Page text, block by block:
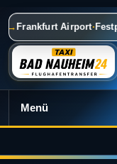
Taxi Bad Nauheim 24 ist
→Frankfurt Airport·
Menü